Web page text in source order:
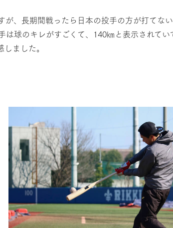
、長期間戦ったら日本の投手の方が打てな
球のキレがすごくて、140㎞と表示されて
ました。